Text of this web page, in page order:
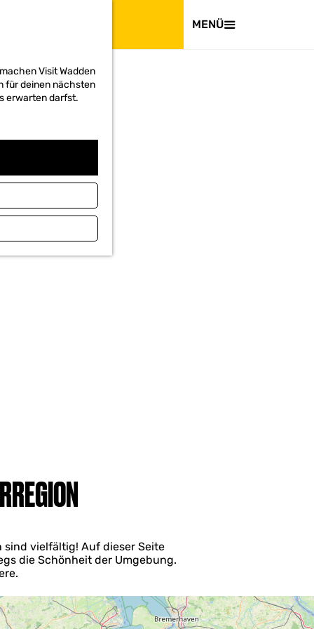
Visit Wadden
für deinen nächsten
erwarten darfst.
MENÜ
sind vielfältig! Auf dieser Seite
die Schönheit der Umgebung.